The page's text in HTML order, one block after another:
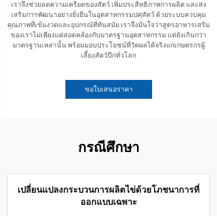
เราจึงช่วยลดความเครียดของสัตว์ เพิ่มประสิทธิภาพการผลิต และส่ง
เสริมการพัฒนาอย่างยั่งยืนในอุตสาหกรรมปศุสัตว์ ด้วยระบบควบคุม
คุณภาพที่เข้มงวดและอุปกรณ์ที่ทันสมัย เราจึงมั่นใจว่าสูตรอาหารเสริม
ของเราไม่เพียงแต่สอดคล้องกับมาตรฐานอุตสาหกรรม แต่ยังเกินกว่า
มาตรฐานเหล่านั้น พร้อมมอบประโยชน์ที่วัดผลได้จริงแก่เกษตรกรผู้
เลี้ยงสัตว์ปีกทั่วโลก
ขอใบเสนอราคา
กรณีศึกษา
เปลี่ยนแปลงกระบวนการผลิตไข่ด้วยโภชนาการที่
ออกแบบเฉพาะ